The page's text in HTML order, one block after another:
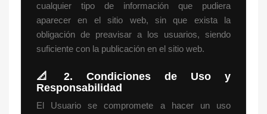
cualquier tipo de información que pudiera
aparecer en el sitio web, sin que exista la
obligación de preavisar a los usuarios, siendo
suficiente con la publicación en el sitio web.
📐
2. Condiciones de Uso y
Responsabilidad
El Usuario se compromete a hacer un uso